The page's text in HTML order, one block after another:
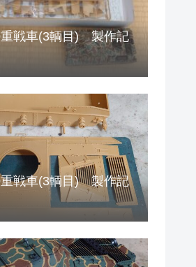
戦車(3輌目) 製作記
戦車(3輌目) 製作記